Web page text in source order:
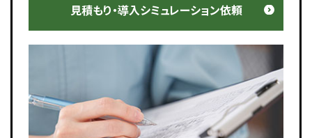
見積もり・導入シミュレーション依頼